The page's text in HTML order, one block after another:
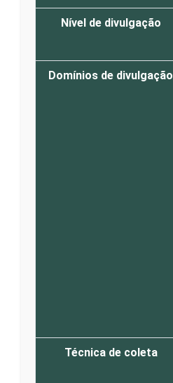
Nível de divulgação
Domínios de divulgação
Técnica de coleta